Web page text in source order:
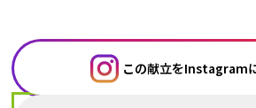
この献立をInstagram